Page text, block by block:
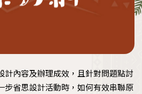
計內容及辦理成效，且針對問題點討
步省思設計活動時，如何有效串聯原